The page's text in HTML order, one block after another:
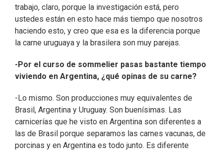
trabajo, claro, porque la investigación está, pero
ustedes están en esto hace más tiempo que nosotros
haciendo esto, y creo que esa es la diferencia porque
la carne uruguaya y la brasilera son muy parejas.
-Por el curso de sommelier pasas bastante tiempo
viviendo en Argentina, ¿qué opinas de su carne?
-Lo mismo. Son producciones muy equivalentes de
Brasil, Argentina y Uruguay. Son buenísimas. Las
carnicerías que he visto en Argentina son diferentes a
las de Brasil porque separamos las carnes vacunas, de
porcinas y en Argentina es todo junto. Es diferente